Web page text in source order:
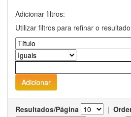
Adicionar filtros:
Utilizar filtros para refinar o
Resultados/Página |